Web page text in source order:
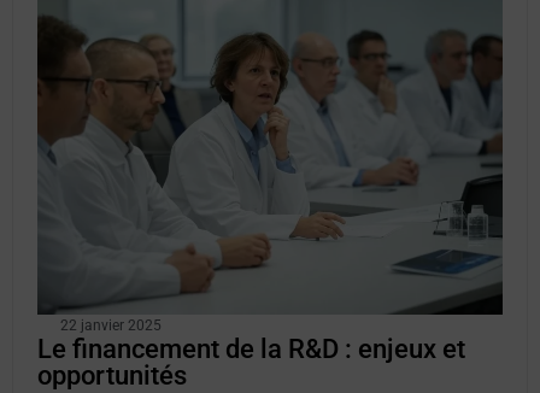
22 janvier 2025
Le financement de la R&D : enjeux et
opportunités